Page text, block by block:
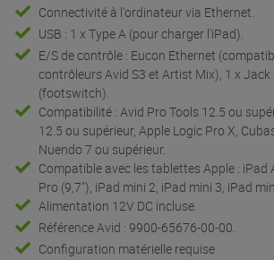
Connectivité à l'ordinateur via Ethernet.
USB : 1 x Type A (pour charger l'iPad).
E/S de contrôle : Eucon Ethernet
contrôleurs Avid S3 et Artist Mix), 1 x Jack
(footswitch).
Compatibilité : Avid Pro Tools 12.5 ou
12.5 ou supérieur, Apple Logic Pro X,
Nuendo 7 ou supérieur.
Compatible avec les tablettes Apple : iPad
Pro (9,7"), iPad mini 2, iPad mini 3, iPad
Alimentation 12V DC incluse.
Référence Avid : 9900-65676-00-00.
Configuration matérielle requise